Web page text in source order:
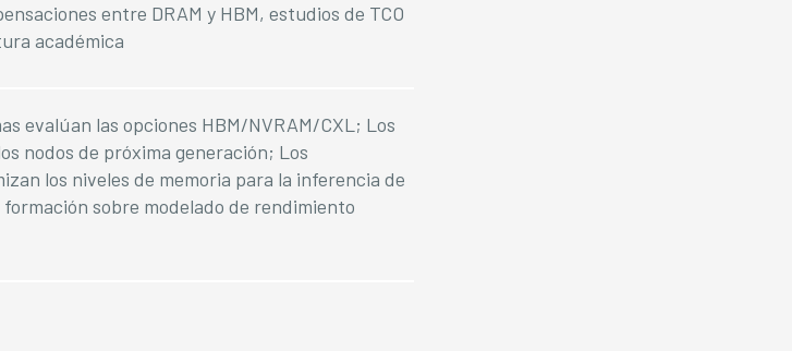
entre DRAM y HBM, estudios de TCO
académica
evalúan las opciones HBM/NVRAM/CXL; Los
nodos de próxima generación; Los
los niveles de memoria para la inferencia de
sobre modelado de rendimiento